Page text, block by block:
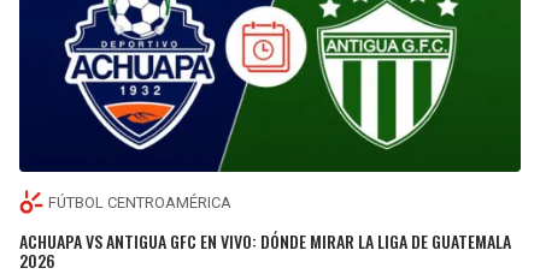
FÚTBOL CENTROAMÉRICA
ACHUAPA VS ANTIGUA GFC EN VIVO: DÓNDE MIRAR LA LIGA DE GUATEMALA
2026